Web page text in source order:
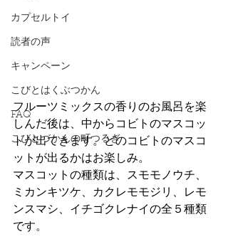
カプセルトイ
読者の声
キャンペーン
こびとはくぶつかん
FAQ
こびとづかんの町つるぎ
フルーツミックスの香りのお風呂を楽
しんだ後は、中からコビトのマスコッ
トが出てきます。どのコビトのマスコ
ットが出るかはお楽しみ。
マスコットの種類は、スモモノウチ、
ミカンキツケ、カクレモモジリ、レモ
ンスマシ、イチゴクレナイの全５種類
です。